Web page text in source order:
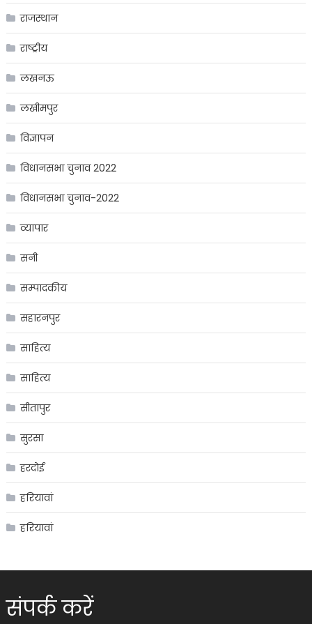
राजस्थान
राष्ट्रीय
लखनऊ
लखीमपुर
विज्ञापन
विधानसभा चुनाव 2022
विधानसभा चुनाव-2022
व्यापार
सनी
सम्पादकीय
सहारनपुर
साहित्य
साहित्य
सीतापुर
सुरसा
हरदोई
हरियावां
हरियावां
संपर्क करें